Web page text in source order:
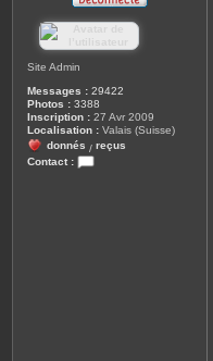
Site Admin
Messages : 29422
Photos : 3388
Inscription : 27 Avr 2009
Localisation : Valais (Suisse)
donnés / reçus
Contact :